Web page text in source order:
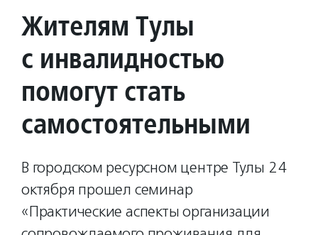
Жителям Тулы
с инвалидностью
помогут стать
самостоятельными
В городском ресурсном центре Тулы 24
октября прошел семинар
«Практические аспекты организации